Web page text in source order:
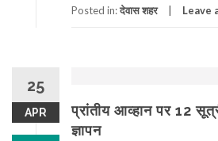
Posted in:देवास शहर Leave
25
APR
प्रांतीय आव्हान पर 12
ज्ञापन